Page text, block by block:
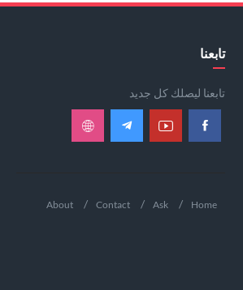
تابعنا
تابعنا ليصلك كل جديد
Home
Ask
Contact
About